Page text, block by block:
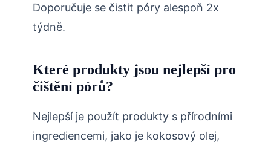
Doporučuje se čistit póry alespoň 2x
týdně.
Které produkty jsou nejlepší pro
čištění pórů?
Nejlepší je použít produkty s přírodními
ingrediencemi, jako je kokosový olej,